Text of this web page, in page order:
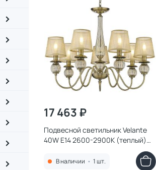
17 463 ₽
Подвесной светильник Velante
40W E14 2600-2900К (теплый)
В наличии • 1 шт.